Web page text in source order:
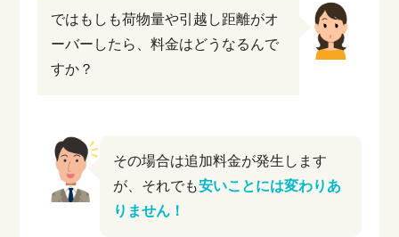
ではもしも荷物量や引越し距離がオ
ーバーしたら、料金はどうなるんで
すか？
その場合は追加料金が発生します
が、それでも安いことには変わりあ
りません！